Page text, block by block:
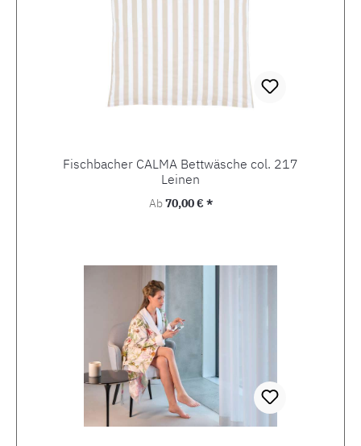
Fischbacher CALMA Bettwäsche col. 217
Leinen
Regulärer Preis:
Ab70,00 € *